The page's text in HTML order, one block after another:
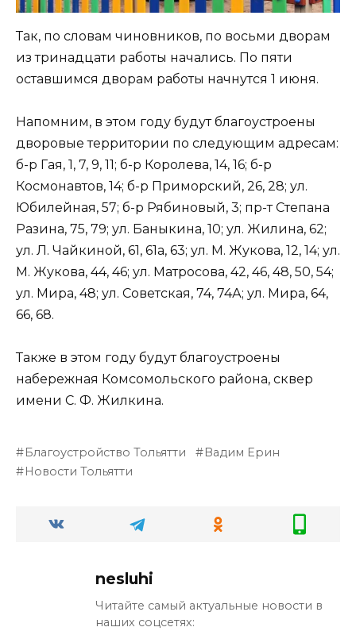
Так, по словам чиновников, по восьми дворам
из тринадцати работы начались. По пяти
оставшимся дворам работы начнутся 1 июня.
Напомним, в этом году будут благоустроены
дворовые территории по следующим адресам:
б-р Гая, 1, 7, 9, 11; б-р Королева, 14, 16; б-р
Космонавтов, 14; б-р Приморский, 26, 28; ул.
Юбилейная, 57; б-р Рябиновый, 3; пр-т Степана
Разина, 75, 79; ул. Баныкина, 10; ул. Жилина, 62;
ул. Л. Чайкиной, 61, 61а, 63; ул. М. Жукова, 12, 14; ул.
М. Жукова, 44, 46; ул. Матросова, 42, 46, 48, 50, 54;
ул. Мира, 48; ул. Советская, 74, 74А; ул. Мира, 64,
66, 68.
Также в этом году будут благоустроены
набережная Комсомольского района, сквер
имени С. Ф. Жилкина.
Благоустройство Тольятти
Вадим Ерин
Новости Тольятти
nesluhi
Читайте самый актуальные новости в
наших соцсетях: